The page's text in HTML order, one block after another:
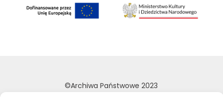
©Archiwa Państwowe 2023